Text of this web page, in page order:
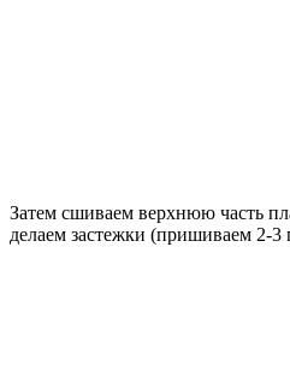
Затем сшиваем верхнюю часть
делаем застежки (пришиваем 2-